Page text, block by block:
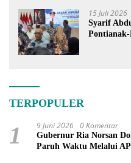
15 Juli 2026
Syarif
TERPOPULER
1 9 Juni 2026 0 Komentar
Gubernur Ria Norsan
Paruh Waktu Melalui